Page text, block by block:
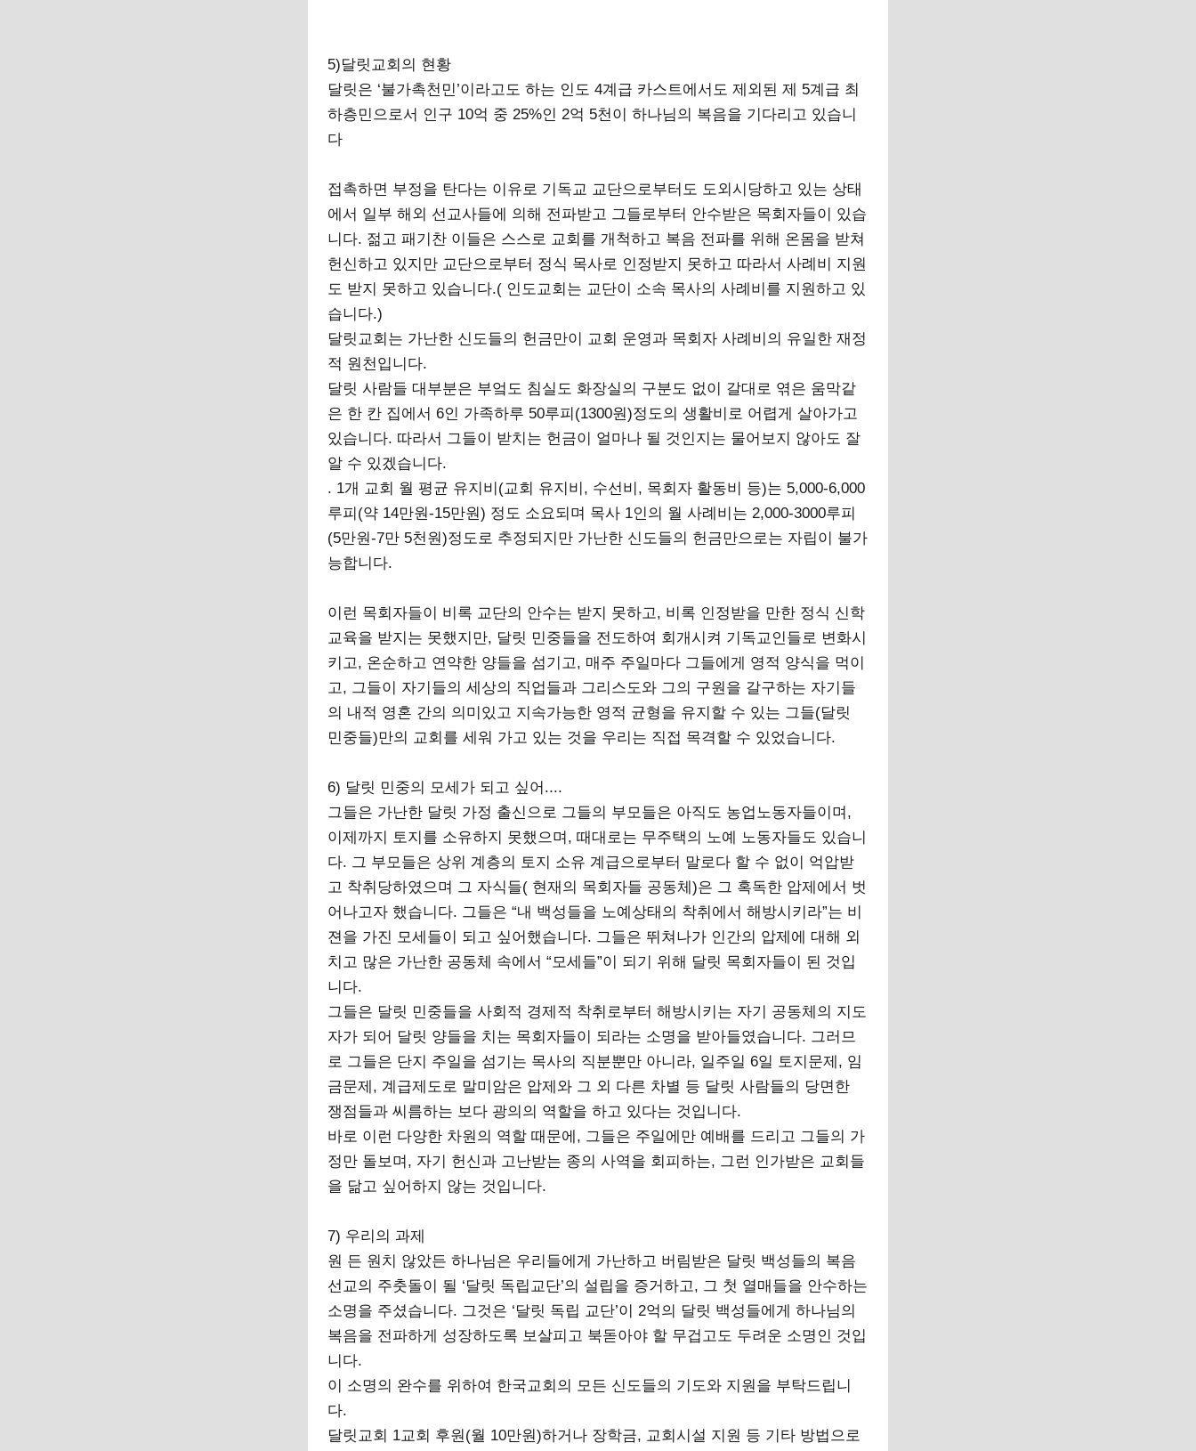
5)달릿교회의 현황
달릿은 ‘불가촉천민’이라고도 하는 인도 4계급 카스트에서도 제외된 제 5계급 최
하층민으로서 인구 10억 중 25%인 2억 5천이 하나님의 복음을 기다리고 있습니
다
접촉하면 부정을 탄다는 이유로 기독교 교단으로부터도 도외시당하고 있는 상태
에서 일부 해외 선교사들에 의해 전파받고 그들로부터 안수받은 목회자들이 있습
니다. 젊고 패기찬 이들은 스스로 교회를 개척하고 복음 전파를 위해 온몸을 받쳐
헌신하고 있지만 교단으로부터 정식 목사로 인정받지 못하고 따라서 사례비 지원
도 받지 못하고 있습니다.( 인도교회는 교단이 소속 목사의 사례비를 지원하고 있
습니다.)
달릿교회는 가난한 신도들의 헌금만이 교회 운영과 목회자 사례비의 유일한 재정
적 원천입니다.
달릿 사람들 대부분은 부엌도 침실도 화장실의 구분도 없이 갈대로 엮은 움막같
은 한 칸 집에서 6인 가족하루 50루피(1300원)정도의 생활비로 어렵게 살아가고
있습니다. 따라서 그들이 받치는 헌금이 얼마나 될 것인지는 물어보지 않아도 잘
알 수 있겠습니다.
. 1개 교회 월 평균 유지비(교회 유지비, 수선비, 목회자 활동비 등)는 5,000-6,000
루피(약 14만원-15만원) 정도 소요되며 목사 1인의 월 사례비는 2,000-3000루피
(5만원-7만 5천원)정도로 추정되지만 가난한 신도들의 헌금만으로는 자립이 불가
능합니다.
이런 목회자들이 비록 교단의 안수는 받지 못하고, 비록 인정받을 만한 정식 신학
교육을 받지는 못했지만, 달릿 민중들을 전도하여 회개시켜 기독교인들로 변화시
키고, 온순하고 연약한 양들을 섬기고, 매주 주일마다 그들에게 영적 양식을 먹이
고, 그들이 자기들의 세상의 직업들과 그리스도와 그의 구원을 갈구하는 자기들
의 내적 영혼 간의 의미있고 지속가능한 영적 균형을 유지할 수 있는 그들(달릿
민중들)만의 교회를 세워 가고 있는 것을 우리는 직접 목격할 수 있었습니다.
6) 달릿 민중의 모세가 되고 싶어....
그들은 가난한 달릿 가정 출신으로 그들의 부모들은 아직도 농업노동자들이며,
이제까지 토지를 소유하지 못했으며, 때대로는 무주택의 노예 노동자들도 있습니
다. 그 부모들은 상위 계층의 토지 소유 계급으로부터 말로다 할 수 없이 억압받
고 착취당하였으며 그 자식들( 현재의 목회자들 공동체)은 그 혹독한 압제에서 벗
어나고자 했습니다. 그들은 “내 백성들을 노예상태의 착취에서 해방시키라”는 비
젼을 가진 모세들이 되고 싶어했습니다. 그들은 뛰쳐나가 인간의 압제에 대해 외
치고 많은 가난한 공동체 속에서 “모세들”이 되기 위해 달릿 목회자들이 된 것입
니다.
그들은 달릿 민중들을 사회적 경제적 착취로부터 해방시키는 자기 공동체의 지도
자가 되어 달릿 양들을 치는 목회자들이 되라는 소명을 받아들였습니다. 그러므
로 그들은 단지 주일을 섬기는 목사의 직분뿐만 아니라, 일주일 6일 토지문제, 임
금문제, 계급제도로 말미암은 압제와 그 외 다른 차별 등 달릿 사람들의 당면한
쟁점들과 씨름하는 보다 광의의 역할을 하고 있다는 것입니다.
바로 이런 다양한 차원의 역할 때문에, 그들은 주일에만 예배를 드리고 그들의 가
정만 돌보며, 자기 헌신과 고난받는 종의 사역을 회피하는, 그런 인가받은 교회들
을 닮고 싶어하지 않는 것입니다.
7) 우리의 과제
원 든 원치 않았든 하나님은 우리들에게 가난하고 버림받은 달릿 백성들의 복음
선교의 주춧돌이 될 ‘달릿 독립교단’의 설립을 증거하고, 그 첫 열매들을 안수하는
소명을 주셨습니다. 그것은 ‘달릿 독립 교단’이 2억의 달릿 백성들에게 하나님의
복음을 전파하게 성장하도록 보살피고 북돋아야 할 무겁고도 두려운 소명인 것입
니다.
이 소명의 완수를 위하여 한국교회의 모든 신도들의 기도와 지원을 부탁드립니
다.
달릿교회 1교회 후원(월 10만원)하거나 장학금, 교회시설 지원 등 기타 방법으로